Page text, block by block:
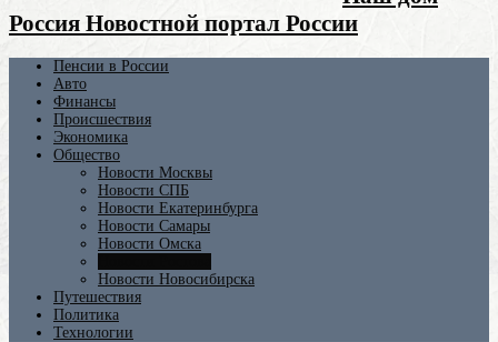
Россия Новостной портал России
Пенсии в России
Авто
Финансы
Происшествия
Экономика
Общество
Новости Москвы
Новости СПБ
Новости Екатеринбурга
Новости Самары
Новости Омска
Новости Новосибирска
Путешествия
Политика
Технологии